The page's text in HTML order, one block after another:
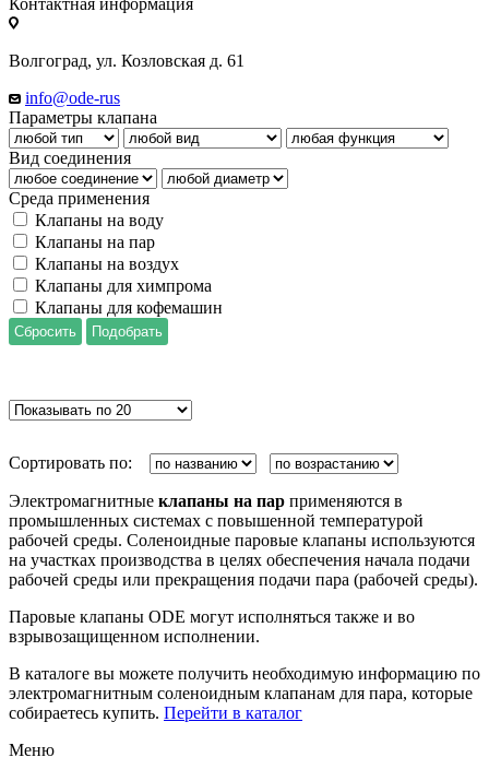
Контактная информация
Волгоград, ул. Козловская д. 61
info@ode-rus
Параметры клапана
Вид соединения
Среда применения
Клапаны на воду
Клапаны на пар
Клапаны на воздух
Клапаны для химпрома
Клапаны для кофемашин
Сортировать по:
Электромагнитные клапаны на пар применяются в
промышленных системах с повышенной температурой
рабочей среды. Соленоидные паровые клапаны используются
на участках производства в целях обеспечения начала подачи
рабочей среды или прекращения подачи пара (рабочей среды).
Паровые клапаны ODE могут исполняться также и во
взрывозащищенном исполнении.
В каталоге вы можете получить необходимую информацию по
электромагнитным соленоидным клапанам для пара, которые
собираетесь купить. Перейти в каталог
Меню